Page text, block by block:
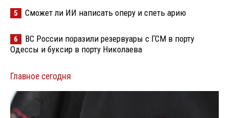
5 Сможет ли ИИ написать оперу и спеть арию
6
ВС России поразили резервуары с ГСМ в порту
Одессы и буксир в порту Николаева
Главное сегодня